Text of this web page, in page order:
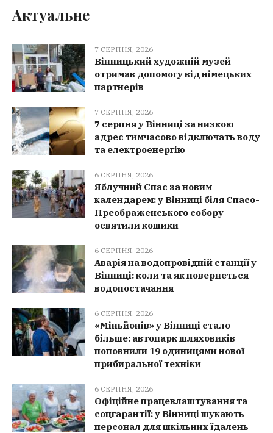
Актуальне
7 СЕРПНЯ, 2026
Вінницький художній музей
отримав допомогу від німецьких
партнерів
7 СЕРПНЯ, 2026
7 серпня у Вінниці за низкою
адрес тимчасово відключать воду
та електроенергію
6 СЕРПНЯ, 2026
Яблучний Спас за новим
календарем: у Вінниці біля Спасо-
Преображенського собору
освятили кошики
6 СЕРПНЯ, 2026
Аварія на водопровідній станції у
Вінниці: коли та як повернеться
водопостачання
6 СЕРПНЯ, 2026
«Міньйонів» у Вінниці стало
більше: автопарк шляховиків
поповнили 19 одиницями нової
прибиральної техніки
6 СЕРПНЯ, 2026
Офіційне працевлаштування та
соцгарантії: у Вінниці шукають
персонал для шкільних їдалень